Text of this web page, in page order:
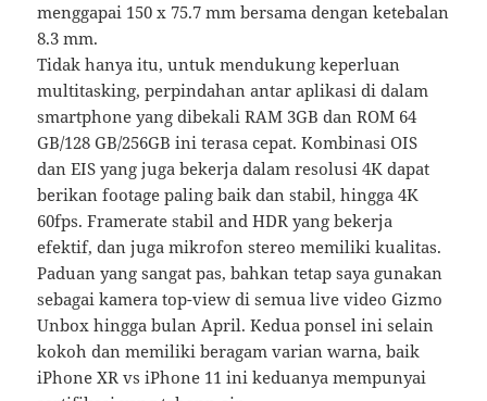
menggapai 150 x 75.7 mm bersama dengan ketebalan
8.3 mm.
Tidak hanya itu, untuk mendukung keperluan
multitasking, perpindahan antar aplikasi di dalam
smartphone yang dibekali RAM 3GB dan ROM 64
GB/128 GB/256GB ini terasa cepat. Kombinasi OIS
dan EIS yang juga bekerja dalam resolusi 4K dapat
berikan footage paling baik dan stabil, hingga 4K
60fps. Framerate stabil and HDR yang bekerja
efektif, dan juga mikrofon stereo memiliki kualitas.
Paduan yang sangat pas, bahkan tetap saya gunakan
sebagai kamera top-view di semua live video Gizmo
Unbox hingga bulan April. Kedua ponsel ini selain
kokoh dan memiliki beragam varian warna, baik
iPhone XR vs iPhone 11 ini keduanya mempunyai